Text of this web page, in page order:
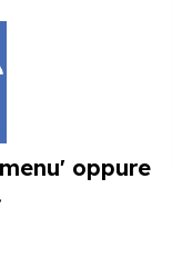
oppure